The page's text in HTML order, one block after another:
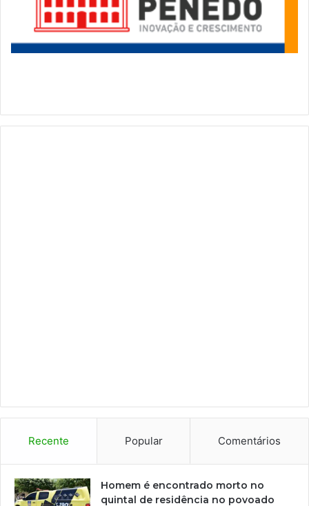
Recente Popular Comentários
Homem é encontrado morto no
quintal de residência no povoado